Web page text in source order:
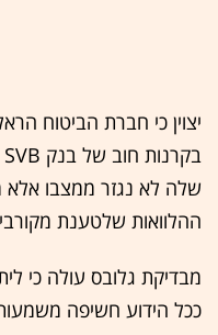
שלה לא נגזר ממצבו אלא
ההלוואות שלטענת
מבדיקת גלובס עולה כי
ככל הידוע חשיפה